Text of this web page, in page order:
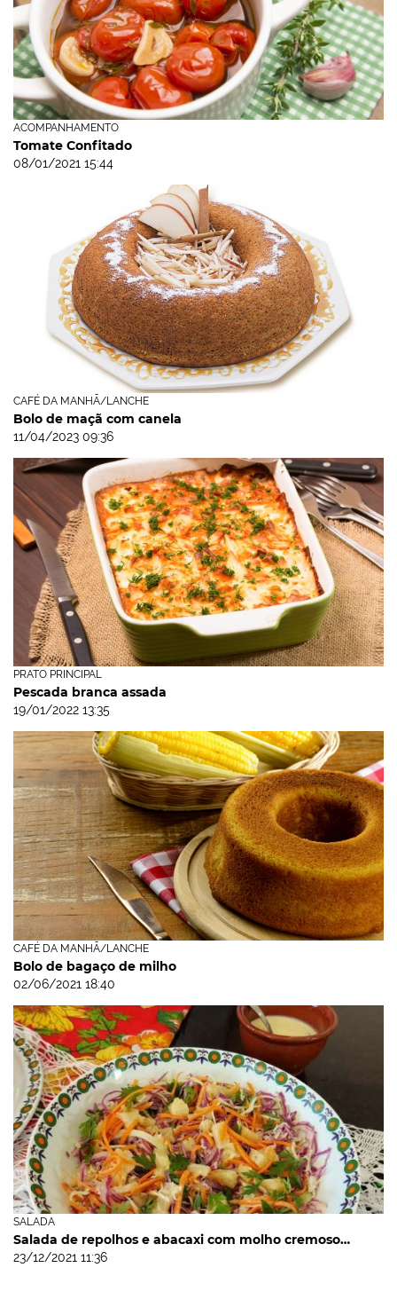
ACOMPANHAMENTO
Tomate Confitado
08/01/2021 15:44
CAFÉ DA MANHÃ/LANCHE
Bolo de maçã com canela
11/04/2023 09:36
PRATO PRINCIPAL
Pescada branca assada
19/01/2022 13:35
CAFÉ DA MANHÃ/LANCHE
Bolo de bagaço de milho
02/06/2021 18:40
SALADA
Salada de repolhos e abacaxi com molho cremoso…
23/12/2021 11:36